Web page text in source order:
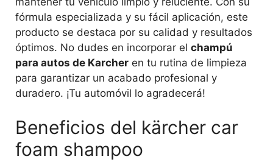
fórmula especializada y su fácil aplicación, este
producto se destaca por su calidad y resultados
óptimos. No dudes en incorporar el champú
para autos de Karcher en tu rutina de limpieza
para garantizar un acabado profesional y
duradero. ¡Tu automóvil lo agradecerá!
Beneficios del kärcher car
foam shampoo